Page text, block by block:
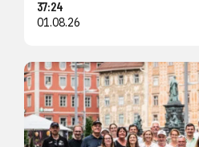
37:24
01.08.26